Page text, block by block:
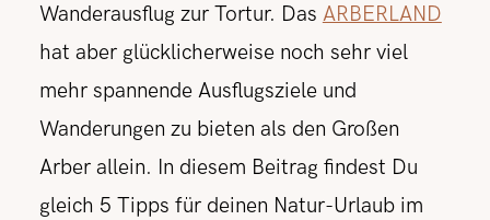
Wanderausflug zur Tortur. Das ARBERLAND
hat aber glücklicherweise noch sehr viel
mehr spannende Ausflugsziele und
Wanderungen zu bieten als den Großen
Arber allein. In diesem Beitrag findest Du
gleich 5 Tipps für deinen Natur-Urlaub im